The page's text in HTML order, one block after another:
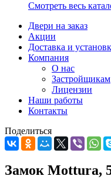
Смотреть весь
Двери на заказ
Акции
Доставка и
Компания
О нас
Застройщикам
Лицензии
Наши работы
Контакты
Поделиться
Замок Mottura,